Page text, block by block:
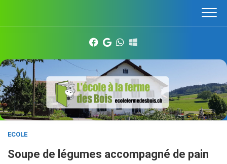
content
ECOLE
Soupe de légumes accompagné de pain